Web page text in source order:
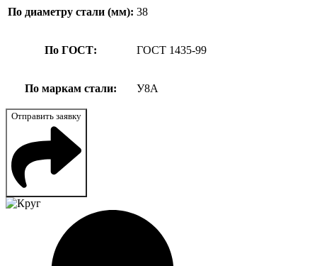
По диаметру стали (мм): 38
По ГОСТ: ГОСТ 1435-99
По маркам стали: У8А
Отправить заявку